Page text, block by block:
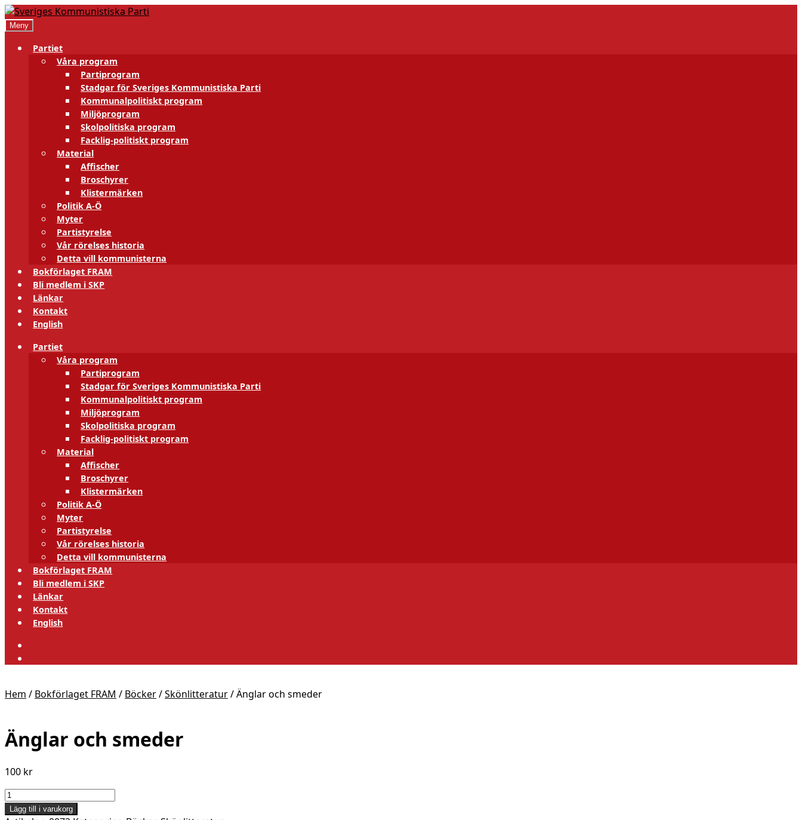
Hoppa
till
Hoppa
tillMeny
Partiet
Våra program
Partiprogram
Stadgar för Sveriges Kommunistiska Parti
Kommunalpolitiskt program
Miljöprogram
Skolpolitiska program
Facklig-politiskt program
Material
Affischer
Broschyrer
Klistermärken
Politik A-Ö
Myter
Partistyrelse
Vår rörelses historia
Detta vill kommunisterna
Bokförlaget FRAM
Bli medlem i SKP
Länkar
Kontakt
English
Partiet
Våra program
Partiprogram
Stadgar för Sveriges Kommunistiska Parti
Kommunalpolitiskt program
Miljöprogram
Skolpolitiska program
Facklig-politiskt program
Material
Affischer
Broschyrer
Klistermärken
Politik A-Ö
Myter
Partistyrelse
Vår rörelses historia
Detta vill kommunisterna
Bokförlaget FRAM
Bli medlem i SKP
Länkar
Kontakt
English
Hem / Bokförlaget FRAM / Böcker/Skönlitteratur/Änglar och smeder
Änglar och smeder
100 kr
Änglar
ochLägg till i varukorg